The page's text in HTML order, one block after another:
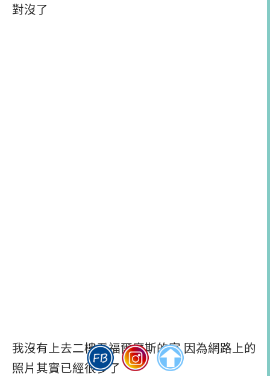
對沒了
我沒有上去二樓看福爾摩斯的家 因為網路上的
照片其實已經很多了